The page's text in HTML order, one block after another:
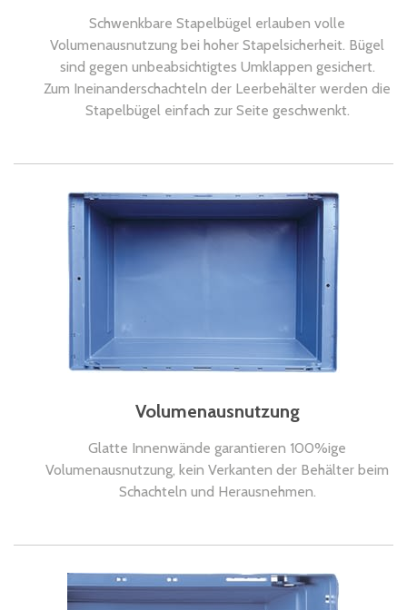
Schwenkbare Stapelbügel erlauben volle
Volumenausnutzung bei hoher Stapelsicherheit. Bügel
sind gegen unbeabsichtigtes Umklappen gesichert.
Zum Ineinanderschachteln der Leerbehälter werden die
Stapelbügel einfach zur Seite geschwenkt.
Volumenausnutzung
Glatte Innenwände garantieren 100%ige
Volumenausnutzung, kein Verkanten der Behälter beim
Schachteln und Herausnehmen.